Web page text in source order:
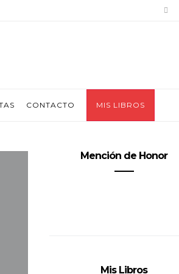
CONTACTO MIS LIBROS
Mención de Honor
Mis Libros